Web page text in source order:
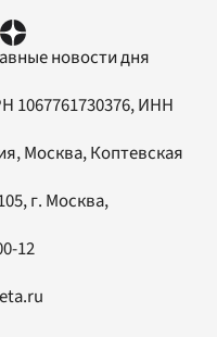
новости дня
1067761730376, ИНН
Москва, Коптевская
, г. Москва,
12